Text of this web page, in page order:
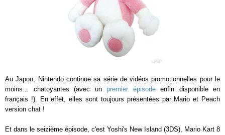
Au Japon, Nintendo continue sa série de vidéos promotionnelles pour le
moins... chatoyantes (avec un premier épisodeenfin disponible en
français !). En effet, elles sont toujours présentées par Mario et Peach
version chat !
Et dans le seizième épisode, c'est Yoshi's New Island (3DS), Mario Kart 8